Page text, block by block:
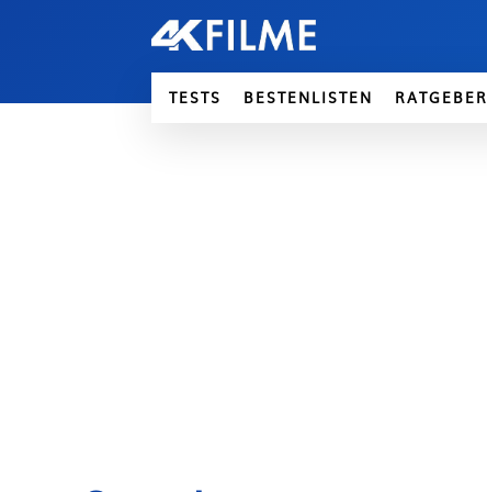
TESTS BESTENLISTEN RATGEBER